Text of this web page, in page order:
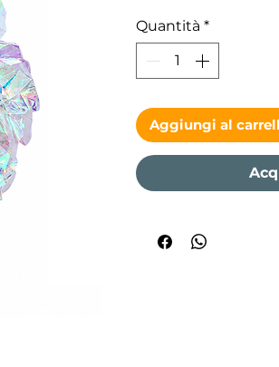
Quantità *
Aggiungi al